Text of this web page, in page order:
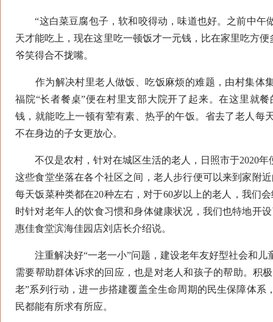
“这白菜豆腐包子，软和咬得动，味道也好。之前中午
天才能吃上，现在这里吃一顿饭才一元钱，比在家里吃方
爷笑得合不拢嘴。
作为解决村里老人做饭、吃饭麻烦的难题，由村集体
福院“长者餐桌”便在村里支部大院开了起来。在这里就
钱，就能吃上一顿有荤有素、热乎的午饭。省去了老人每
不在身边的子女更放心。
不仅是农村，针对在城区生活的老人，日照市于2020年
这些食堂坐落在各个社区之间，老人步行便可以来到家附
每天饭菜种类都在20种左右，对于60岁以上的老人，我们
时针对老年人的饮食习惯和身体健康状况，我们也特地开
惠佳食堂滨海佳园店刘店长介绍说。
注重解决好“一老一小”问题，建设老年友好型社会和儿
需要帮助群体诉求的回应，也是对老人和孩子的帮助。积
老”系列行动，进一步搭建覆盖全生命周期的民生保障体系
民都能有所求有所应。